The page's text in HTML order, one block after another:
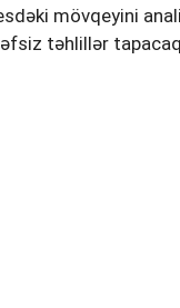
mövqeyini
təhlillər